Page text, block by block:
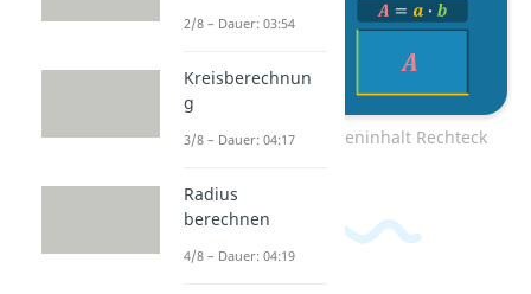
Zum Video: Flächeninhalt Rechteck
2/8 – Dauer: 03:54
Kreisberechnun
g
3/8 – Dauer: 04:17
Radius
berechnen
4/8 – Dauer: 04:19